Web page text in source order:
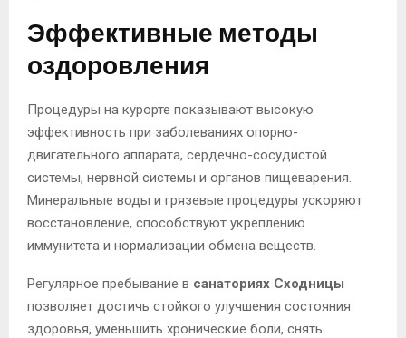
Эффективные методы
оздоровления
Процедуры на курорте показывают высокую
эффективность при заболеваниях опорно-
двигательного аппарата, сердечно-сосудистой
системы, нервной системы и органов пищеварения.
Минеральные воды и грязевые процедуры ускоряют
восстановление, способствуют укреплению
иммунитета и нормализации обмена веществ.
Регулярное пребывание в санаториях Сходницы
позволяет достичь стойкого улучшения состояния
здоровья, уменьшить хронические боли, снять